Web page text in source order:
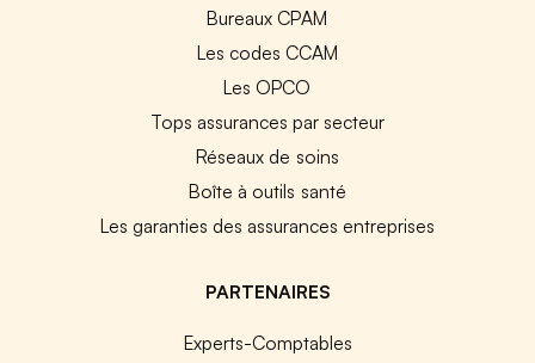
Bureaux CPAM
Les codes CCAM
Les OPCO
Tops assurances par secteur
Réseaux de soins
Boîte à outils santé
Les garanties des assurances entreprises
PARTENAIRES
Experts-Comptables